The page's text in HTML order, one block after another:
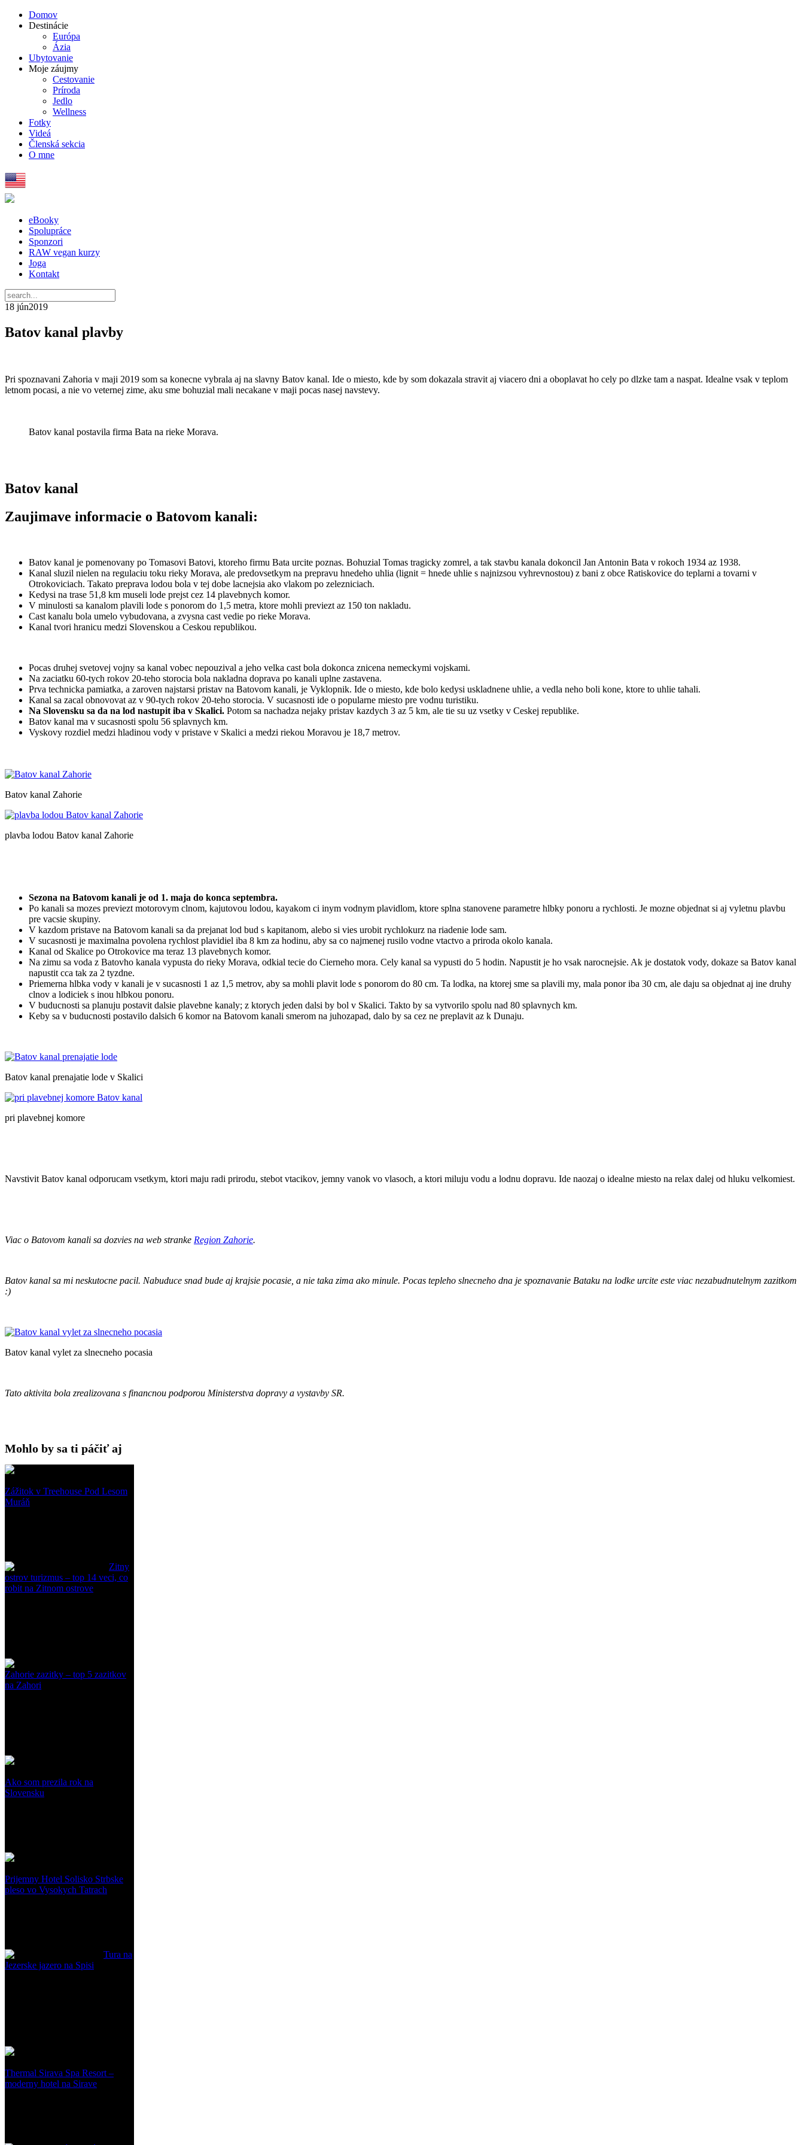
Domov
Destinácie
Európa
Ázia
Ubytovanie
Moje záujmy
Cestovanie
Príroda
Jedlo
Wellness
Fotky
Videá
Členská sekcia
O mne
eBooky
Spolupráce
Sponzori
RAW vegan kurzy
Joga
Kontakt
18 jún2019
Batov kanal plavby
Pri spoznavani Zahoria v maji 2019 som sa konecne vybrala aj na slavny Batov kanal. Ide o miesto, kde by som dokazala stravit aj viacero dni a oboplavat ho cely po dlzke tam a naspat. Idealne vsak v teplom
letnom pocasi, a nie vo veternej zime, aku sme bohuzial mali necakane v maji pocas nasej navstevy.
Batov kanal postavila firma Bata na rieke Morava.
Batov kanal
Zaujimave informacie o Batovom kanali:
Batov kanal je pomenovany po Tomasovi Batovi, ktoreho firmu Bata urcite poznas. Bohuzial Tomas tragicky zomrel, a tak stavbu kanala dokoncil Jan Antonin Bata v rokoch 1934 az 1938.
Kanal sluzil nielen na regulaciu toku rieky Morava, ale predovsetkym na prepravu hnedeho uhlia (lignit = hnede uhlie s najnizsou vyhrevnostou) z bani z obce Ratiskovice do teplarni a tovarni v
Otrokoviciach. Takato preprava lodou bola v tej dobe lacnejsia ako vlakom po zelezniciach.
Kedysi na trase 51,8 km museli lode prejst cez 14 plavebnych komor.
V minulosti sa kanalom plavili lode s ponorom do 1,5 metra, ktore mohli previezt az 150 ton nakladu.
Cast kanalu bola umelo vybudovana, a zvysna cast vedie po rieke Morava.
Kanal tvori hranicu medzi Slovenskou a Ceskou republikou.
Pocas druhej svetovej vojny sa kanal vobec nepouzival a jeho velka cast bola dokonca znicena nemeckymi vojskami.
Na zaciatku 60-tych rokov 20-teho storocia bola nakladna doprava po kanali uplne zastavena.
Prva technicka pamiatka, a zaroven najstarsi pristav na Batovom kanali, je Vyklopnik. Ide o miesto, kde bolo kedysi uskladnene uhlie, a vedla neho boli kone, ktore to uhlie tahali.
Kanal sa zacal obnovovat az v 90-tych rokov 20-teho storocia. V sucasnosti ide o popularne miesto pre vodnu turistiku.
Na Slovensku sa da na lod nastupit iba v Skalici. Potom sa nachadza nejaky pristav kazdych 3 az 5 km, ale tie su uz vsetky v Ceskej republike.
Batov kanal ma v sucasnosti spolu 56 splavnych km.
Vyskovy rozdiel medzi hladinou vody v pristave v Skalici a medzi riekou Moravou je 18,7 metrov.
Batov kanal Zahorie
plavba lodou Batov kanal Zahorie
Sezona na Batovom kanali je od 1. maja do konca septembra.
Po kanali sa mozes previezt motorovym clnom, kajutovou lodou, kayakom ci inym vodnym plavidlom, ktore splna stanovene parametre hlbky ponoru a rychlosti. Je mozne objednat si aj vyletnu plavbu
pre vacsie skupiny.
V kazdom pristave na Batovom kanali sa da prejanat lod bud s kapitanom, alebo si vies urobit rychlokurz na riadenie lode sam.
V sucasnosti je maximalna povolena rychlost plavidiel iba 8 km za hodinu, aby sa co najmenej rusilo vodne vtactvo a priroda okolo kanala.
Kanal od Skalice po Otrokovice ma teraz 13 plavebnych komor.
Na zimu sa voda z Batovho kanala vypusta do rieky Morava, odkial tecie do Cierneho mora. Cely kanal sa vypusti do 5 hodin. Napustit je ho vsak narocnejsie. Ak je dostatok vody, dokaze sa Batov kanal
napustit cca tak za 2 tyzdne.
Priemerna hlbka vody v kanali je v sucasnosti 1 az 1,5 metrov, aby sa mohli plavit lode s ponorom do 80 cm. Ta lodka, na ktorej sme sa plavili my, mala ponor iba 30 cm, ale daju sa objednat aj ine druhy
clnov a lodiciek s inou hlbkou ponoru.
V buducnosti sa planuju postavit dalsie plavebne kanaly; z ktorych jeden dalsi by bol v Skalici. Takto by sa vytvorilo spolu nad 80 splavnych km.
Keby sa v buducnosti postavilo dalsich 6 komor na Batovom kanali smerom na juhozapad, dalo by sa cez ne preplavit az k Dunaju.
Batov kanal prenajatie lode v Skalici
pri plavebnej komore
Navstivit Batov kanal odporucam vsetkym, ktori maju radi prirodu, stebot vtacikov, jemny vanok vo vlasoch, a ktori miluju vodu a lodnu dopravu. Ide naozaj o idealne miesto na relax dalej od hluku velkomiest.
Viac o Batovom kanali sa dozvies na web stranke Region Zahorie.
Batov kanal sa mi neskutocne pacil. Nabuduce snad bude aj krajsie pocasie, a nie taka zima ako minule. Pocas tepleho slnecneho dna je spoznavanie Bataku na lodke urcite este viac nezabudnutelnym zazitkom
:)
Batov kanal vylet za slnecneho pocasia
Tato aktivita bola zrealizovana s financnou podporou Ministerstva dopravy a vystavby SR.
Mohlo by sa ti páčiť aj
Zážitok v Treehouse Pod Lesom
Muráň
Zitny
ostrov turizmus – top 14 veci, co
robit na Zitnom ostrove
Zahorie zazitky – top 5 zazitkov
na Zahori
Ako som prezila rok na
Slovensku
Prijemny Hotel Solisko Strbske
pleso vo Vysokych Tatrach
Tura na
Jezerske jazero na Spisi
Thermal Sirava Spa Resort –
moderny hotel na Sirave